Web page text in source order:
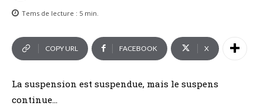
Tems de lecture : 5 min.
COPY URL FACEBOOK X
La suspension est suspendue, mais le suspens
continue…